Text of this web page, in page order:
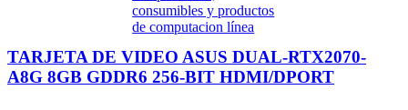
TARJETA DE VIDEO ASUS DUAL-RTX2070-
A8G 8GB GDDR6 256-BIT HDMI/DPORT